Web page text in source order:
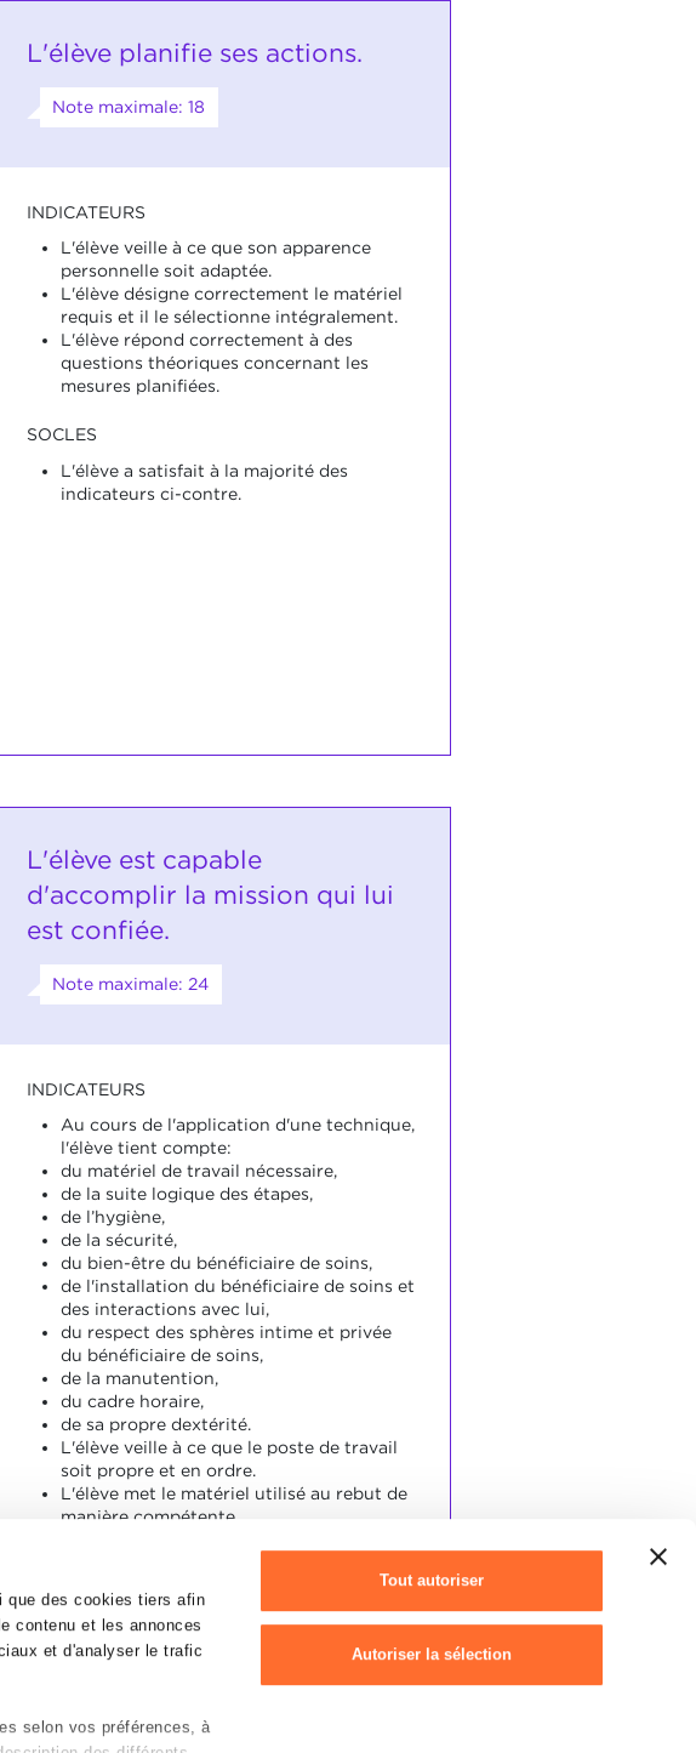
que des cookies tiers afin
contenu et les annonces
et d'analyser le trafic
selon vos préférences, à
Tout autoriser
Autoriser la sélection
L'élève planifie ses actions.
Note maximale: 18
INDICATEURS
L'élève veille à ce que son apparence
personnelle soit adaptée.
L'élève désigne correctement le matériel
requis et il le sélectionne intégralement.
L'élève répond correctement à des
questions théoriques concernant les
mesures planifiées.
SOCLES
L'élève a satisfait à la majorité des
indicateurs ci-contre.
L'élève est capable
d'accomplir la mission qui lui
est confiée.
Note maximale: 24
INDICATEURS
Au cours de l'application d'une technique,
l'élève tient compte:
du matériel de travail nécessaire,
de la suite logique des étapes,
de l’hygiène,
de la sécurité,
du bien-être du bénéficiaire de soins,
de l'installation du bénéficiaire de soins et
des interactions avec lui,
du respect des sphères intime et privée
du bénéficiaire de soins,
de la manutention,
du cadre horaire,
de sa propre dextérité.
L'élève veille à ce que le poste de travail
soit propre et en ordre.
L'élève met le matériel utilisé au rebut de
manière compétente.
L'élève a satisfait à la majorité des
indicateurs ci-contre.